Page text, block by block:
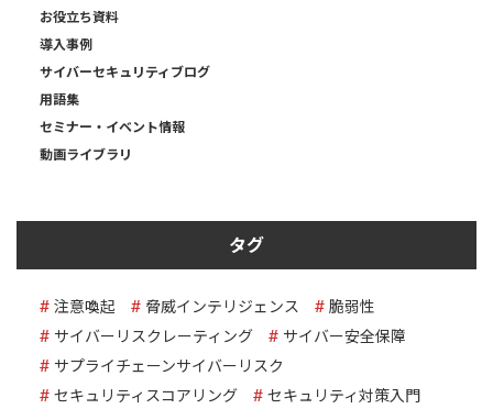
お役立ち資料
導入事例
サイバーセキュリティブログ
用語集
セミナー・イベント情報
動画ライブラリ
タグ
注意喚起 脅威インテリジェンス
脆弱性
サイバーリスクレーティング
サイバー安全保障
サプライチェーンサイバーリスク
セキュリティスコアリング
セキュリティ対策入門